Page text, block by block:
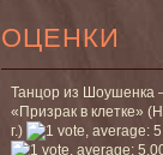
ОЦЕНКИ
Танцор из Шоушенка
«Призрак в клетке»
г.)